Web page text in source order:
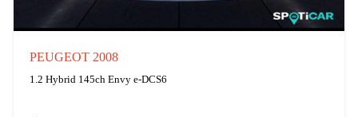
PEUGEOT 2008
1.2 Hybrid 145ch Envy e-DCS6